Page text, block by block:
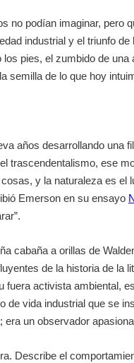
no podían imaginar, pero
industrial y el triunfo de
pies, el zumbido de
semilla de lo que hoy
años desarrollando una
trascendentalismo, ese
y la naturaleza es el
Emerson en su ensayo
cabaña a orillas de
de la historia de la
activista ambiental,
vida industrial que se
un observador
Describe el